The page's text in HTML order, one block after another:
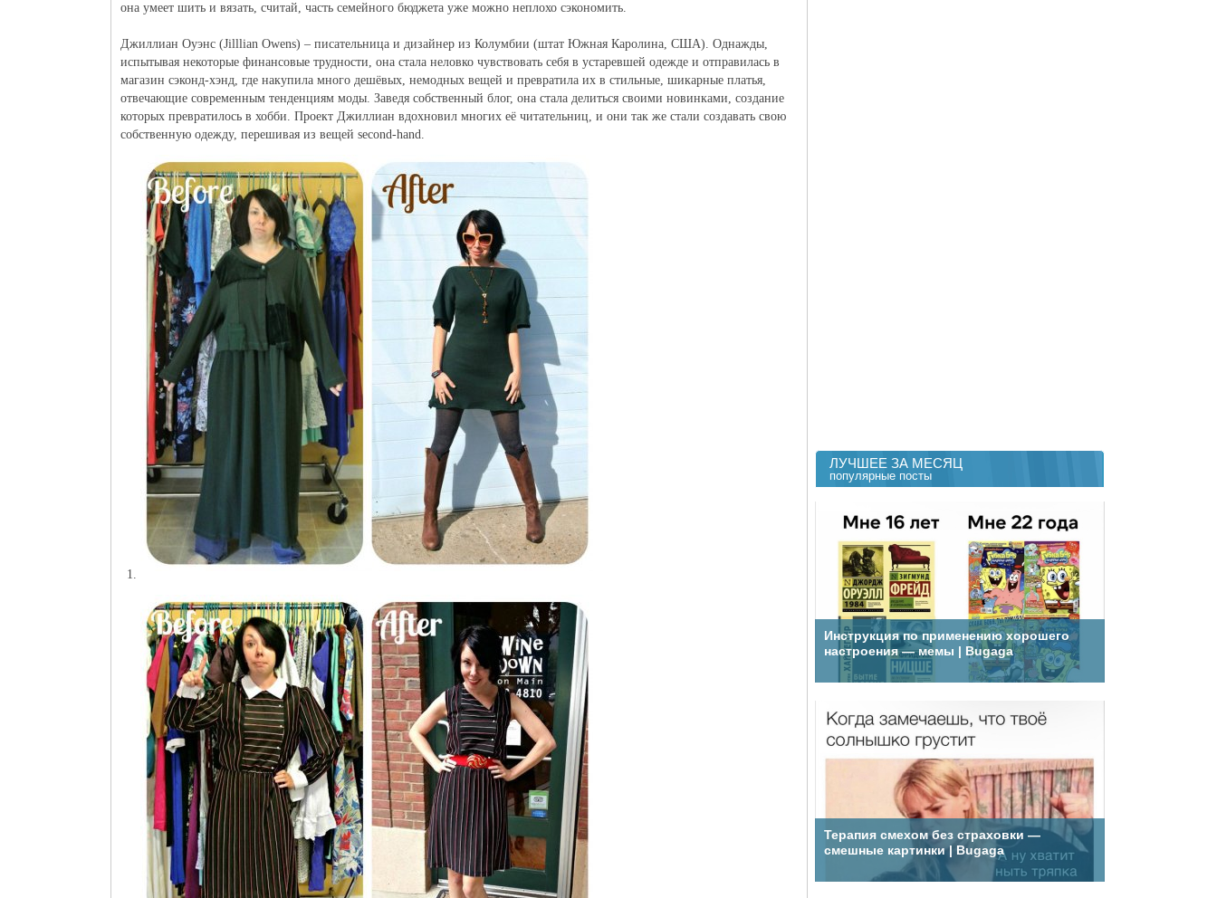
она умеет шить и вязать, считай, часть семейного бюджета уже можно неплохо сэкономить.
Джиллиан Оуэнс (Jilllian Owens) – писательница и дизайнер из Колумбии (штат Южная Каролина, США). Однажды,
испытывая некоторые финансовые трудности, она стала неловко чувствовать себя в устаревшей одежде и отправилась в
магазин сэконд-хэнд, где накупила много дешёвых, немодных вещей и превратила их в стильные, шикарные платья,
отвечающие современным тенденциям моды. Заведя собственный блог, она стала делиться своими новинками, создание
которых превратилось в хобби. Проект Джиллиан вдохновил многих её читательниц, и они так же стали создавать свою
собственную одежду, перешивая из вещей second-hand.
ЛУЧШЕЕ ЗА МЕСЯЦ
популярные посты
Инструкция по применению хорошего
настроения — мемы | Bugaga
Терапия смехом без страховки —
смешные картинки | Bugaga